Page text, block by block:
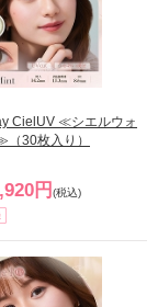
CielUV ≪シエルウォ
30枚入り）
円 (税込)